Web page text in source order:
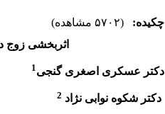
چکیده:
(۵۷۰۲ مشاهده)
اثربخشی زوج
دکتر عسکری اصغری گنجی1
دکتر شکوه نوابی نژاد 2